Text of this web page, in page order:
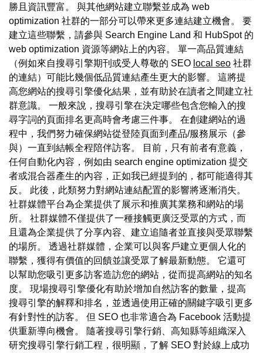
勝且資訊豐富。 與其他網站建立聯繫並成為 web
optimization 社群的一部分可以帶來更多連結建立機會。 要
建立這些聯繫，請參與 Search Engine Land 和 HubSpot 的
web optimization 資源等網站上的內容。 單一高品質連結
（例如來自搜尋引擎期刊或受人尊敬的 SEO local seo 社群
的連結）可能比幾個低品質連結產生更大的影響。 這將提
高您網站的搜尋引擎優化結果，並有助於在讀者之間建立社
群意識。 一般來說，搜尋引擎在決定哪些包含您輸入的搜
尋字詞的頁面排名更高時會考慮三件事。 在創建網站的過
程中，我們努力確保網站從登陸頁面到產品/服務展示（參
與）一直到結帳全程陪伴訪客。 目前，只有前者有意義，
任何自動化內容，例如由 search engine optimization 提交
者或混合器產生的內容，正如我已經提到的，都可能適得其
反。 此後，此類努力對網站連結配置的影響將逐漸消失。
社群媒體平台為企業提供了展示和推廣其業務和網站的場
所。 社群媒體不僅提供了一種接觸更廣泛受眾的方式，而
且還為企業提供了分享內容、建立追隨者並直接與受眾聯繫
的場所。 透過社群媒體，企業可以與客戶建立更個人化的
聯繫，獲得有價值的回饋並讓受眾了解最新動態。 它還可
以幫助您吸引更多訪客造訪您的網站，從而提高網站的知名
度。 現場搜尋引擎優化有助於增加自然訪客的數量，提高
搜尋引擎的解釋和排名，並透過使用正確的關鍵字吸引更多
有針對性的訪客。 但 SEO 也非常適合為 Facebook 活動提
供重新導向機會。 隨著搜尋引擎行銷、高知縣等組織深入
研究搜尋引擎行銷工程，很明顯，了解 SEO 對於線上成功